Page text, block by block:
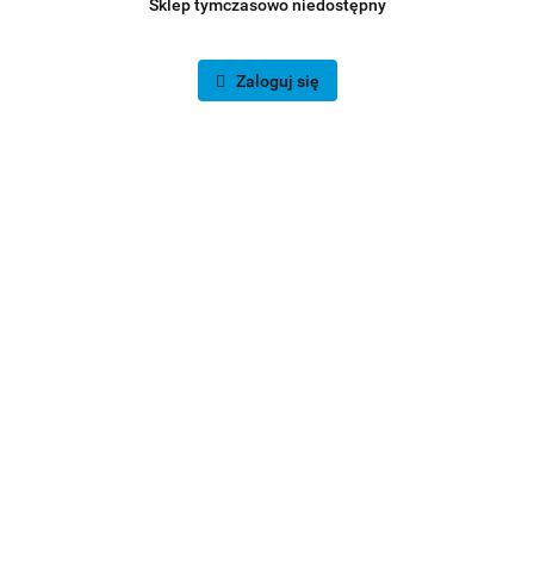
Sklep tymczasowo niedostępny
Zaloguj się